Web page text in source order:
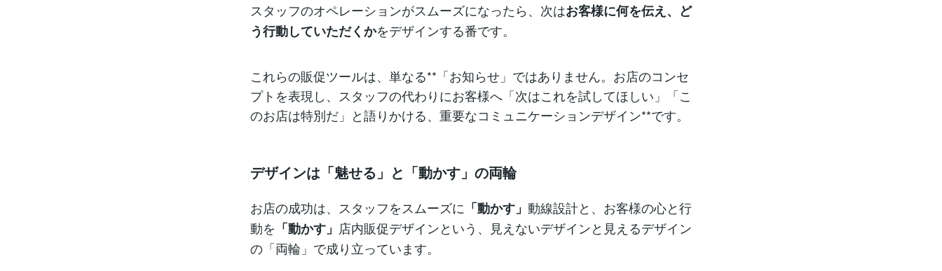
スタッフのオペレーションがスムーズになったら、次はお客様に何を伝え、ど
う行動していただくかをデザインする番です。
これらの販促ツールは、単なる**「お知らせ」ではありません。お店のコンセ
プトを表現し、スタッフの代わりにお客様へ「次はこれを試してほしい」「こ
のお店は特別だ」と語りかける、重要なコミュニケーションデザイン**です。
デザインは「魅せる」と「動かす」の両輪
お店の成功は、スタッフをスムーズに 「動かす」 動線設計と、お客様の心と行
動を 「動かす」 店内販促デザインという、見えないデザインと見えるデザイン
の「両輪」で成り立っています。